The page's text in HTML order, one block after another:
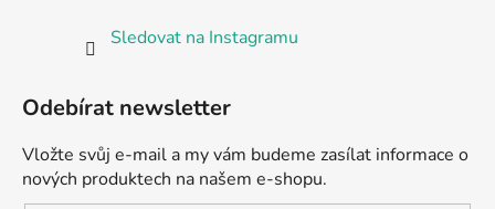
Sledovat na Instagramu
Odebírat newsletter
Vložte svůj e-mail a my vám budeme zasílat informace o
nových produktech na našem e-shopu.